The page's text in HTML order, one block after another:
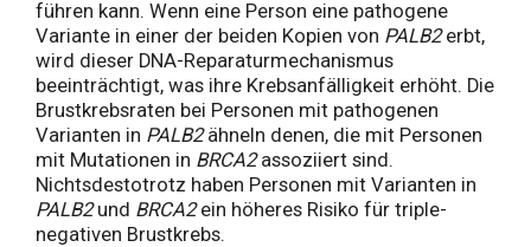
führen kann. Wenn eine Person eine pathogene
Variante in einer der beiden Kopien von PALB2erbt,
wird dieser DNA-Reparaturmechanismus
beeinträchtigt, was ihre Krebsanfälligkeit erhöht. Die
Brustkrebsraten bei Personen mit pathogenen
Varianten in PALB2ähneln denen, die mit Personen
mit Mutationen in BRCA2assoziiert sind.
Nichtsdestotrotz haben Personen mit Varianten in
PALB2und BRCA2ein höheres Risiko für triple-
negativen Brustkrebs.